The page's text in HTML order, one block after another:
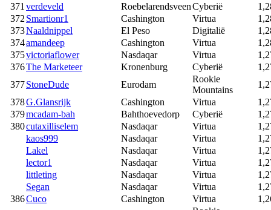
371 verdeveld RoebelarendsveenCyberië
372 Smartionr1 Cashington Virtua
373Naaldnippel El Peso Digitalië
374amandeep Cashington Virtua
375victoriaflower Nasdaqar Virtua
376The Marketeer Kronenburg Cyberië
377StoneDude Eurodam
Rookie
Mountains
378G.Glansrijk Cashington Virtua
379mcadam-bah Bahthoevedorp Cyberië
380cutaxilliselem Nasdaqar Virtua
kaos999
Nasdaqar Virtua
Lakel
Nasdaqar Virtua
lector1
Nasdaqar Virtua
littleting
Nasdaqar Virtua
Segan
Nasdaqar Virtua
386Cuco Cashington Virtua